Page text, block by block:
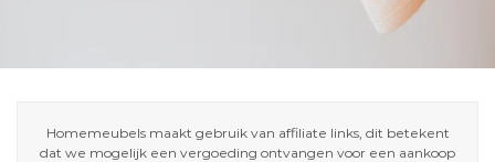
Homemeubels maakt gebruik van affiliate links, dit betekent
dat we mogelijk een vergoeding ontvangen voor een aankoop